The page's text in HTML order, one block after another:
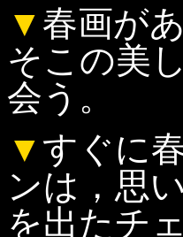
▼ 春画が
そこの美
会う。
▼ すぐに
ンは，思
を出たチ